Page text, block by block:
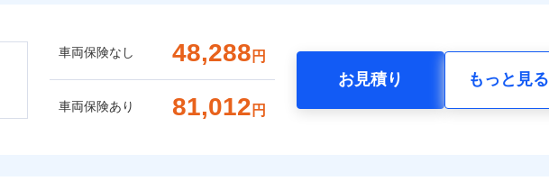
車両保険なし 48,288 円
車両保険あり 81,012 円
お見積り もっと見る